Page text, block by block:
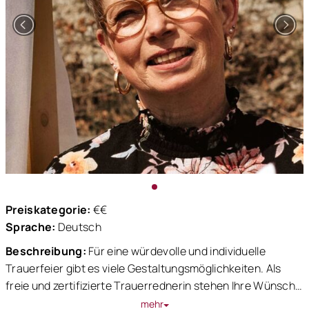
dazu unter dem Punkt "Dekoverleih".
Ich freue mich über Eure Anfrage und beantworte jede
schnellstmöglich.
Preiskategorie: €€
Sprache: Deutsch
Beschreibung:
Trauerfeier gibt es viele Gestaltungsmöglichkeiten. Als
freie und zertifizierte Trauerrednerin stehen Ihre Wünsche
und Vorstellungen im Vordergrund. Es ist mir besonders
mehr